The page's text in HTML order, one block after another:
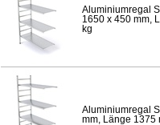
Aluminiumregal
1650 x 450 mm,
kg
Aluminiumregal
mm, Länge 1375